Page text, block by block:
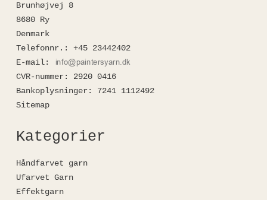
Brunhøjvej 8
8680 Ry
Denmark
Telefonnr. :
+45 23442402
E-mail:
CVR-nummer:
2920 0416
Bankoplysninger:
7241 1112492
Sitemap
Kategorier
Håndfarvet garn
Ufarvet Garn
Effektgarn